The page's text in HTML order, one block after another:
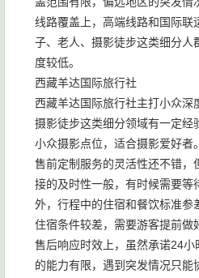
线路覆盖上，高端线路和国际联
子、老人、摄影徒步这类细分人
度较低。
西藏羊达国际旅行社
西藏羊达国际旅行社主打小众深
摄影徒步这类细分领域有一定经
小众摄影点位，适合摄影爱好者。
售前定制服务的灵活性还不错，
接的及时性一般，有时候需要等
外，行程中的住宿和餐饮标准参
住宿条件较差，需要游客提前做
售后响应时效上，虽然承诺24
的能力有限，遇到突发情况只能